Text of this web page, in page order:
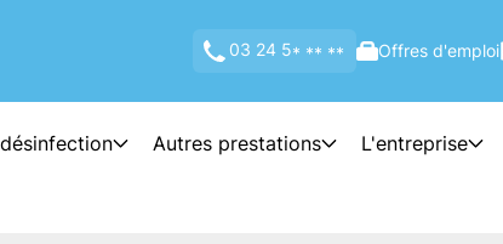
03 24 5* ** ** Offres d'emploi
Autres prestations
L'entreprise